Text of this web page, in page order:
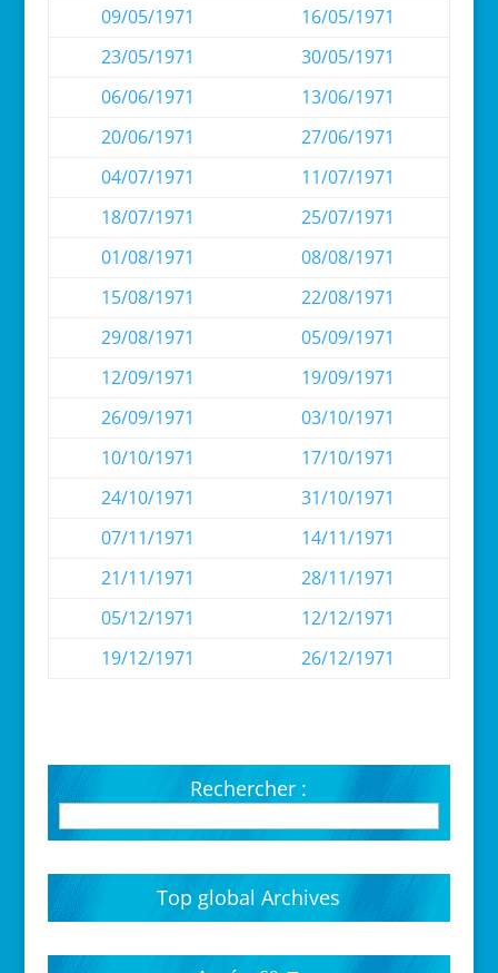
09/05/1971
16/05/1971
23/05/1971
30/05/1971
06/06/1971
13/06/1971
20/06/1971
27/06/1971
04/07/1971
11/07/1971
18/07/1971
25/07/1971
01/08/1971
08/08/1971
15/08/1971
22/08/1971
29/08/1971
05/09/1971
12/09/1971
19/09/1971
26/09/1971
03/10/1971
10/10/1971
17/10/1971
24/10/1971
31/10/1971
07/11/1971
14/11/1971
21/11/1971
28/11/1971
05/12/1971
12/12/1971
19/12/1971
26/12/1971
Rechercher :
Top global Archives